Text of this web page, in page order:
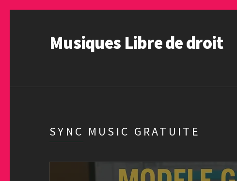
Musiques Libre de droit
SYNC MUSIC GRATUITE